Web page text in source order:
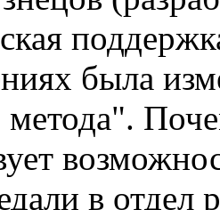
была
метода".
в отдел